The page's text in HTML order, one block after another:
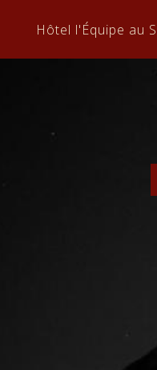
Hôtel l'Équipe au